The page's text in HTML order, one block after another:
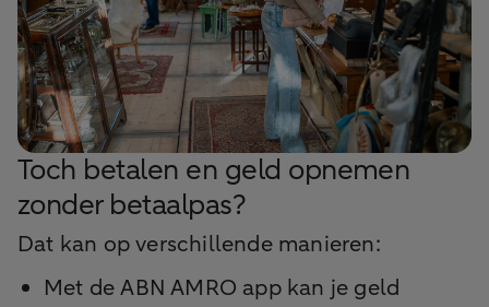
Toch betalen en geld opnemen
zonder betaalpas?
Dat kan op verschillende manieren:
Met de ABN AMRO app kan je geld